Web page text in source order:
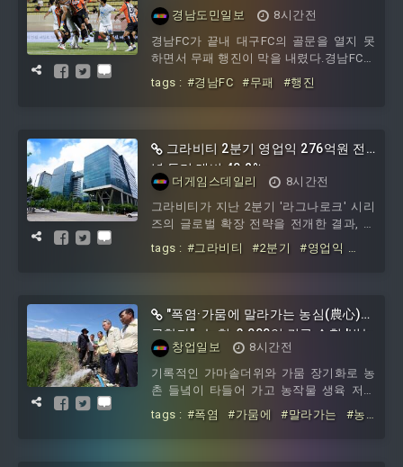
경남도민일보
8시간전
경남FC가 끝내 대구FC의 골문을 열지 못
하면서 무패 행진이 막을 내렸다.경남FC는
7일 창원축구센터에서 대구FC를 상대로
0-1로 패했다.이날 경남은 5-2-3
tags : #경남FC #무패 #행진
그라비티 2분기 영업익 276억원 전
년 동기 대비 40.2%↑
더게임스데일리
8시간전
그라비티가 지난 2분기 '라그나로크' 시리
즈의 글로벌 확장 전략을 전개한 결과, 매
출은 소폭 감소했으나 수익성 개선에는 다
소 나은 실적을 거뒀다.그라비티(대표 박
tags : #그라비티 #2분기
#영업익
"폭염·가뭄에 말라가는 농심(農心)
구한다"…농협, 3,000억 긴급 수혈 '범농
협 총력전
창업일보
8시간전
기록적인 가마솥더위와 가뭄 장기화로 농
촌 들녘이 타들어 가고 농작물 생육 저하
및 농업용수 갈증이 극한에 달한 가운데,
농협중앙회가 가뭄과 폭염 피해 예방 및
tags : #폭염 #가뭄에 #말라가는
#농